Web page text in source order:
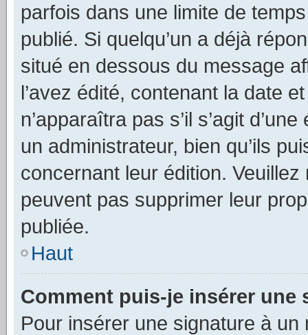
parfois dans une limite de
publié. Si quelqu’un a déjà
situé en dessous du message
l’avez édité, contenant la date
n’apparaîtra pas s’il s’agit
un administrateur, bien qu’ils
concernant leur édition.
peuvent pas supprimer leur
publiée.
Haut
Comment puis-je insérer une
Pour insérer une signature à